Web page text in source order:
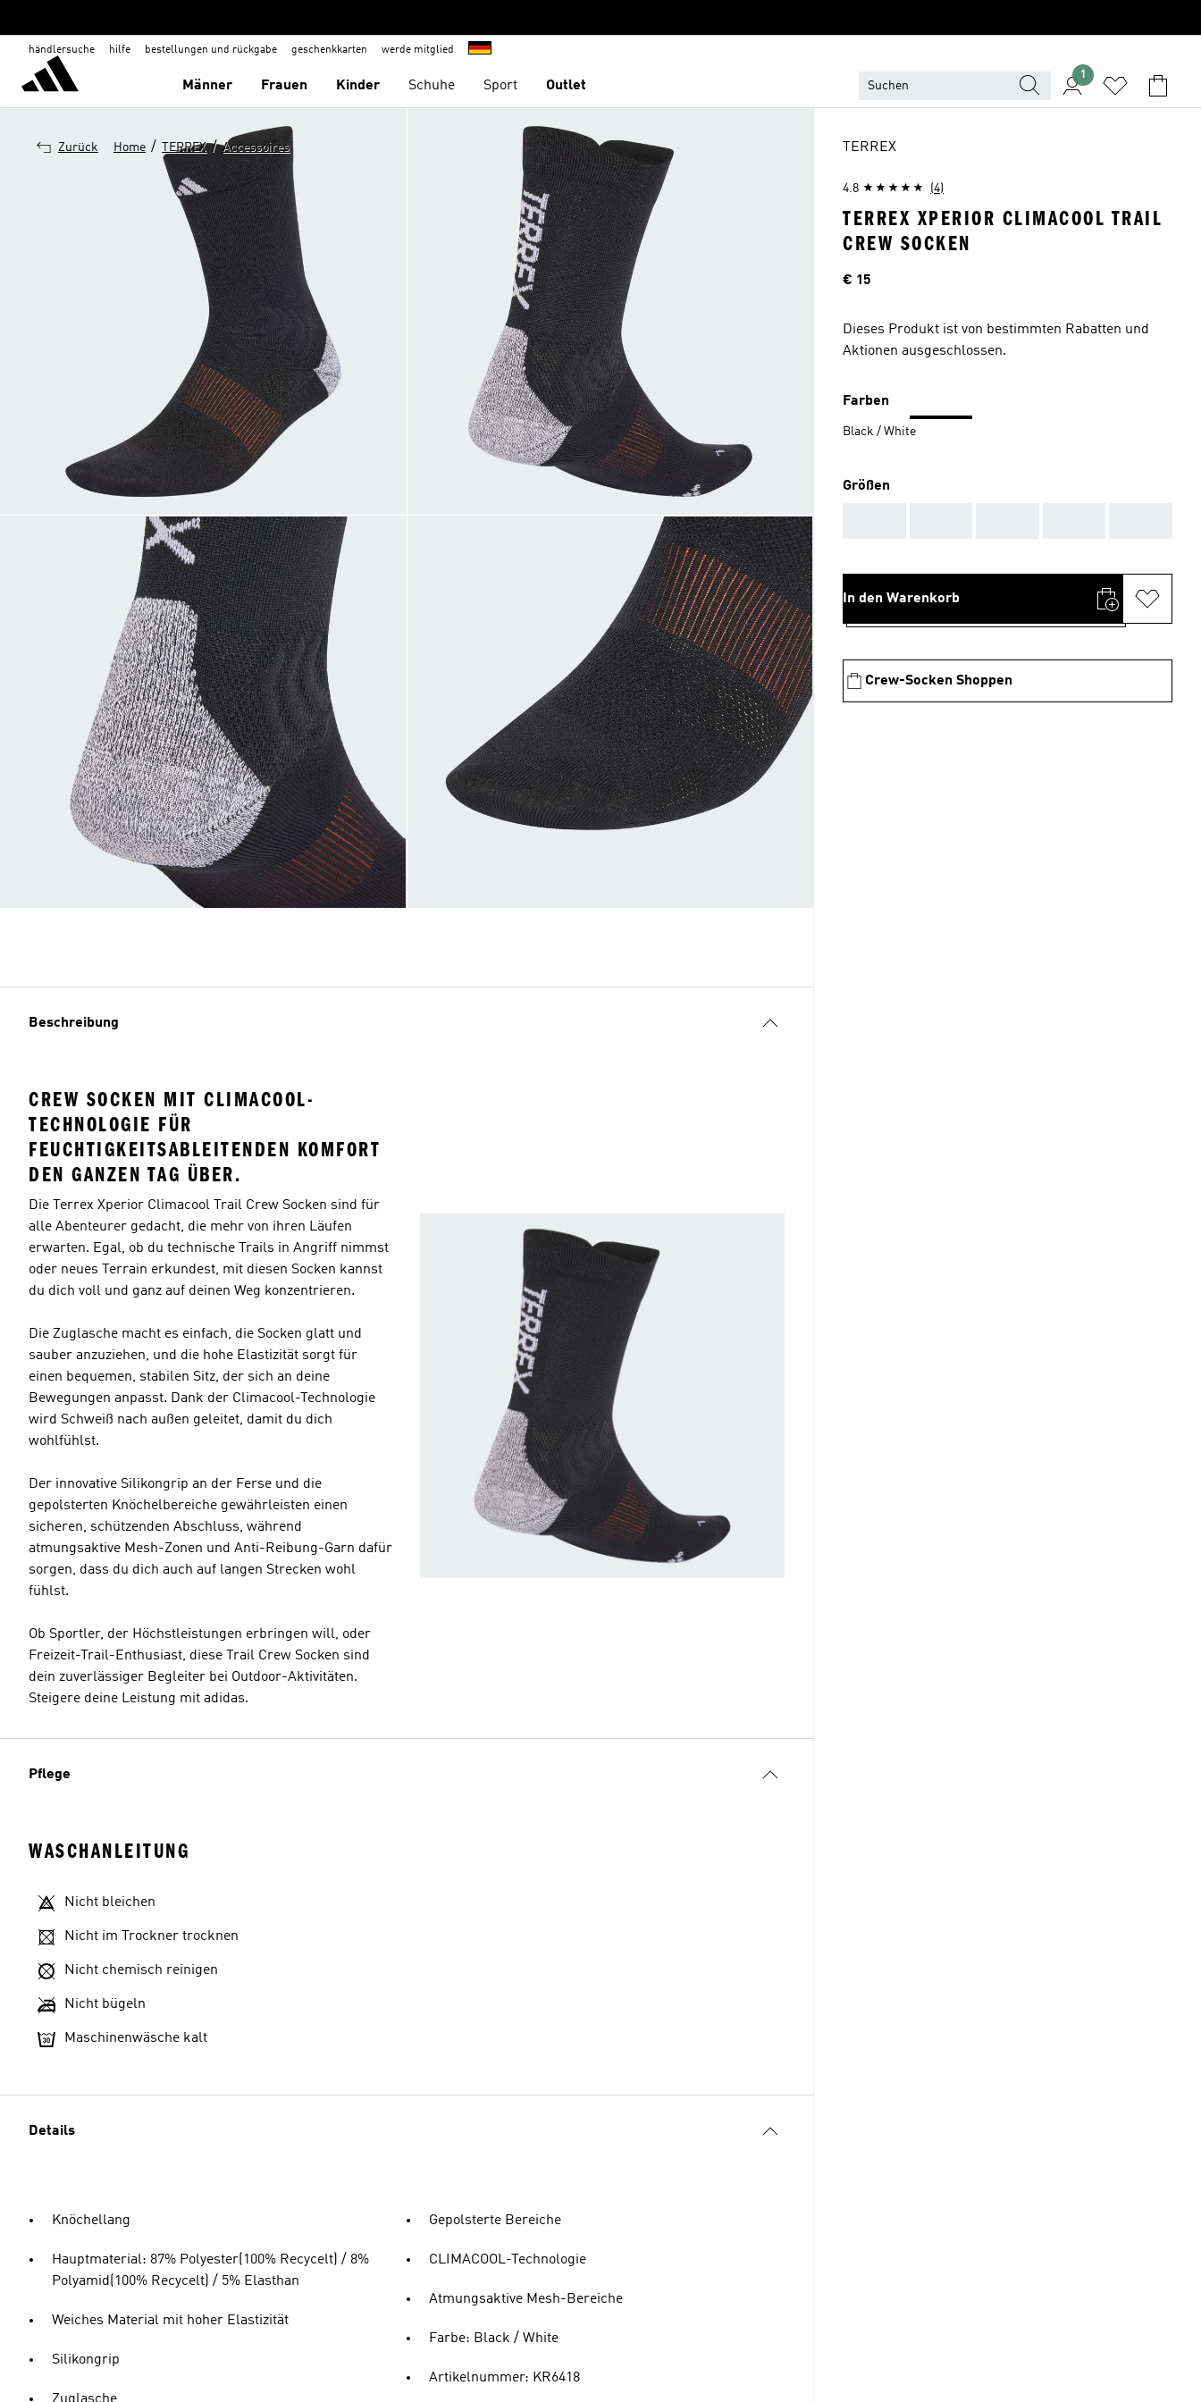
händlersuche hilfe bestellungen und rückgabe geschenkkarten werde mitglied
Männer Frauen Kinder Schuhe Sport Outlet
1
Zurück Home / TERREX / Accessoires
Beschreibung
CREW SOCKEN MIT CLIMACOOL-
TECHNOLOGIE FÜR
FEUCHTIGKEITSABLEITENDEN KOMFORT
DEN GANZEN TAG ÜBER.
Die Terrex Xperior Climacool Trail Crew Socken sind für
alle Abenteurer gedacht, die mehr von ihren Läufen
erwarten. Egal, ob du technische Trails in Angriff nimmst
oder neues Terrain erkundest, mit diesen Socken kannst
du dich voll und ganz auf deinen Weg konzentrieren.
Die Zuglasche macht es einfach, die Socken glatt und
sauber anzuziehen, und die hohe Elastizität sorgt für
einen bequemen, stabilen Sitz, der sich an deine
Bewegungen anpasst. Dank der Climacool-Technologie
wird Schweiß nach außen geleitet, damit du dich
wohlfühlst.
Der innovative Silikongrip an der Ferse und die
gepolsterten Knöchelbereiche gewährleisten einen
sicheren, schützenden Abschluss, während
atmungsaktive Mesh-Zonen und Anti-Reibung-Garn dafür
sorgen, dass du dich auch auf langen Strecken wohl
fühlst.
Ob Sportler, der Höchstleistungen erbringen will, oder
Freizeit-Trail-Enthusiast, diese Trail Crew Socken sind
dein zuverlässiger Begleiter bei Outdoor-Aktivitäten.
Steigere deine Leistung mit adidas.
Pflege
WASCHANLEITUNG
Nicht bleichen
Nicht im Trockner trocknen
Nicht chemisch reinigen
Nicht bügeln
Maschinenwäsche kalt
Details
Knöchellang
Hauptmaterial: 87% Polyester(100% Recycelt) / 8%
Polyamid(100% Recycelt) / 5% Elasthan
Weiches Material mit hoher Elastizität
Silikongrip
Gepolsterte Bereiche
CLIMACOOL-Technologie
Atmungsaktive Mesh-Bereiche
Farbe: Black / White
Artikelnummer: KR6418
TERREX
4.8 (4)
TERREX XPERIOR CLIMACOOL TRAIL
CREW SOCKEN
Preis
€ 15
Dieses Produkt ist von bestimmten Rabatten und
Aktionen ausgeschlossen.
Farben
Black / White
Größen
In den Warenkorb
Crew-Socken Shoppen